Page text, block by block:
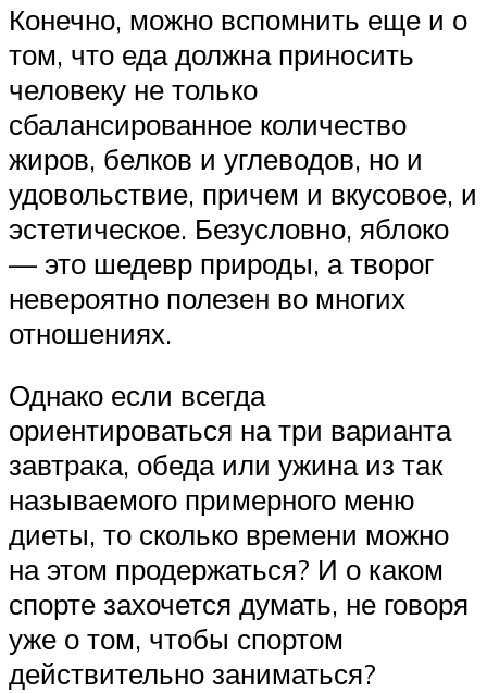
Конечно, можно вспомнить еще и о
том, что еда должна приносить
человеку не только
сбалансированное количество
жиров, белков и углеводов, но и
удовольствие, причем и вкусовое, и
эстетическое. Безусловно, яблоко
— это шедевр природы, а творог
невероятно полезен во многих
отношениях.
Однако если всегда
ориентироваться на три варианта
завтрака, обеда или ужина из так
называемого примерного меню
диеты, то сколько времени можно
на этом продержаться? И о каком
спорте захочется думать, не говоря
уже о том, чтобы спортом
действительно заниматься?